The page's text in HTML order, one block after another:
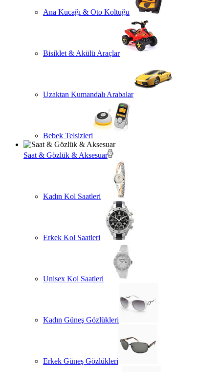
Ana Kucağı & Oto Koltuğu
Bisiklet & Akülü Araçlar
Uzaktan Kumandalı Arabalar
Bebek Telsizleri
Saat & Gözlük & Aksesuar
Kadın Kol Saatleri
Erkek Kol Saatleri
Unisex Kol Saatleri
Kadın Güneş Gözlükleri
Erkek Güneş Gözlükleri